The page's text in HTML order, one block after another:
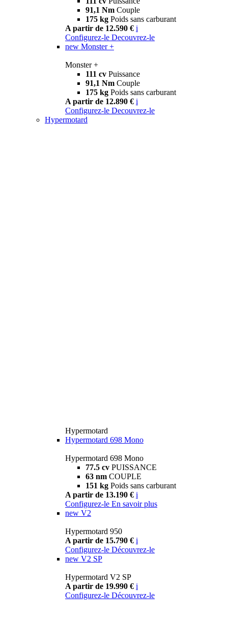
91,1 Nm Couple
175 kg Poids sans carburant
A partir de 12.590 € i
Configurez-le Decouvrez-le
new Monster +
Monster +
111 cv Puissance
91,1 Nm Couple
175 kg Poids sans carburant
A partir de 12.890 € i
Configurez-le Decouvrez-le
Hypermotard
Hypermotard
Hypermotard 698 Mono
Hypermotard 698 Mono
77.5 cv PUISSANCE
63 nm COUPLE
151 kg Poids sans carburant
A partir de 13.190 € i
Configurez-le En savoir plus
new V2
Hypermotard 950
A partir de 15.790 € i
Configurez-le Découvrez-le
new V2 SP
Hypermotard V2 SP
A partir de 19.990 € i
Configurez-le Découvrez-le